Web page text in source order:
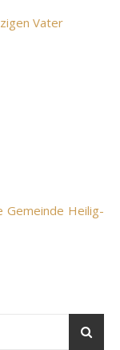
Vater
Gemeinde Heilig-